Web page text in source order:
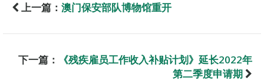
上一篇： 澳门保安部队博物馆重开
下一篇：
《残疾雇员工作收入补贴计划》延长2022年
第二季度申请期